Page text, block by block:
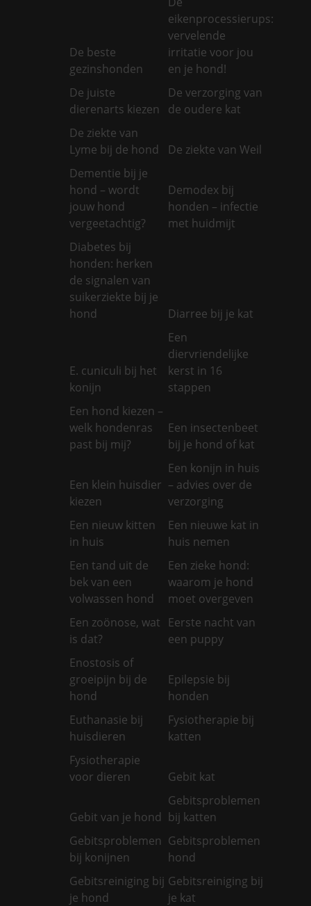
De beste
gezinshonden
eikenprocessierups:
vervelende
irritatie voor jou
en je hond!
De juiste
dierenarts kiezen
De verzorging van
de oudere kat
De ziekte van
Lyme bij de hond
De ziekte van Weil
Dementie bij je
hond – wordt
jouw hond
vergeetachtig?
Demodex bij
honden – infectie
met huidmijt
Diabetes bij
honden: herken
de signalen van
suikerziekte bij je
hond
Diarree bij je kat
E. cuniculi bij het
konijn
Een
diervriendelijke
kerst in 16
stappen
Een hond kiezen –
welk hondenras
past bij mij?
Een insectenbeet
bij je hond of kat
Een klein huisdier
kiezen
Een konijn in huis
– advies over de
verzorging
Een nieuw kitten
in huis
Een nieuwe kat in
huis nemen
Een tand uit de
bek van een
volwassen hond
Een zieke hond:
waarom je hond
moet overgeven
Een zoönose, wat
is dat?
Eerste nacht van
een puppy
Enostosis of
groeipijn bij de
hond
Epilepsie bij
honden
Euthanasie bij
huisdieren
Fysiotherapie bij
katten
Fysiotherapie
voor dieren
Gebit kat
Gebit van je hond
Gebitsproblemen
bij katten
Gebitsproblemen
bij konijnen
Gebitsproblemen
hond
Gebitsreiniging bij
je hond
Gebitsreiniging bij
je kat